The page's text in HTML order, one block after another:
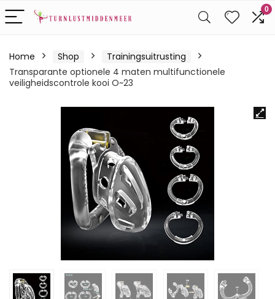
0
Home Shop
Trainingsuitrusting
Transparante optionele 4 maten multifunctionele
veiligheidscontrole kooi O~23